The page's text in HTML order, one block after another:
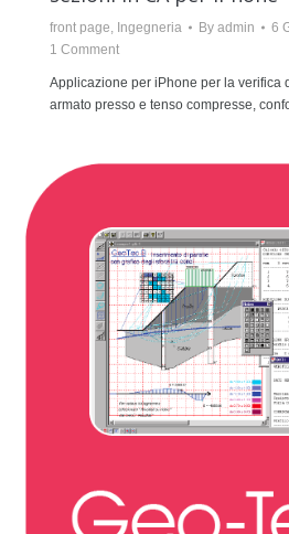
front page, Ingegneria By admin
6
1 Comment
Applicazione per iPhone per la verifica
armato presso e tenso compresse,